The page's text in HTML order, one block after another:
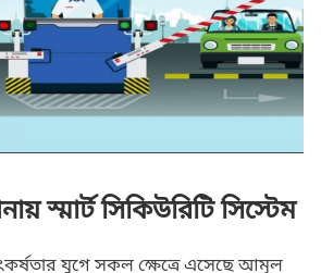
স্মার্ট সিকিউরিটি সিস্টেম
যুগে সকল ক্ষেত্রে এসেছে আমূল